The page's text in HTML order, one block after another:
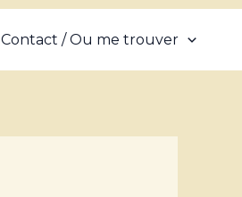
Contact / Ou me trouver